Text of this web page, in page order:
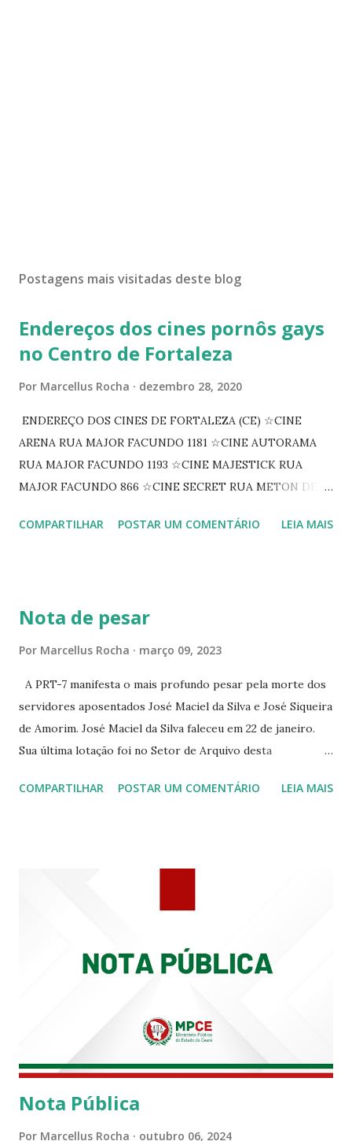
Postagens mais visitadas deste blog
Endereços dos cines pornôs gays
no Centro de Fortaleza
Por Marcellus Rocha dezembro 28, 2020
ENDEREÇO DOS CINES DE FORTALEZA (CE) ☆CINE
ARENA RUA MAJOR FACUNDO 1181 ☆CINE AUTORAMA
RUA MAJOR FACUNDO 1193 ☆CINE MAJESTICK RUA
MAJOR FACUNDO 866 ☆CINE SECRET RUA METON DE
PEIXOTO 1307 ☆CINE IRIS RUA FLORIANO PEIXOTO 1206
☆CINE VIP CLUBE RUA 24 DE MAIO 825 ☆CINE ECLIPSE
COMPARTILHAR POSTAR UM COMENTÁRIO LEIA MAIS
Nota de pesar
Por Marcellus Rocha março 09, 2023
A PRT-7 manifesta o mais profundo pesar pela morte dos
servidores aposentados José Maciel da Silva e José Siqueira
de Amorim. José Maciel da Silva faleceu em 22 de janeiro.
Sua última lotação foi no Setor de Arquivo desta
Siqueira Amorim faleceu em 28 de fevereiro e encerrou a
COMPARTILHAR POSTAR UM COMENTÁRIO LEIA MAIS
Nota Pública
Por Marcellus Rocha outubro 06, 2024